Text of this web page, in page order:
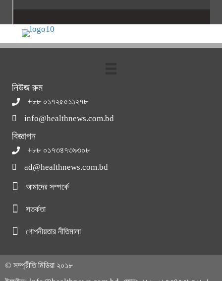
নিউজ রুম
+৮৮ ০১৭২৫৫১১২৭৮
info@healthnews.com.bd
বিজ্ঞাপন
+৮৮ ০১৭৩৪৭৩৯৩০৮
ad@healthnews.com.bd
আমাদের সম্পর্কে
সতর্কতা
গোপনীয়তার নীতিমালা
© সম্প্রীতি মিডিয়া ২০১৮